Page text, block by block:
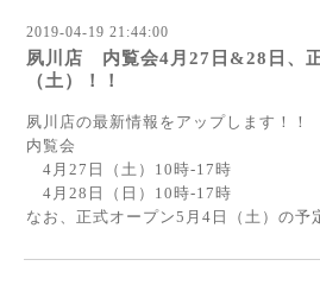
2019-04-19 21:44:00
夙川店 内覧会4月27日&28日、
（土）！！
夙川店の最新情報をアップします！！
内覧会
4月27日（土）10時-17時
4月28日（日）10時-17時
なお、正式オープン5月4日（土）の予